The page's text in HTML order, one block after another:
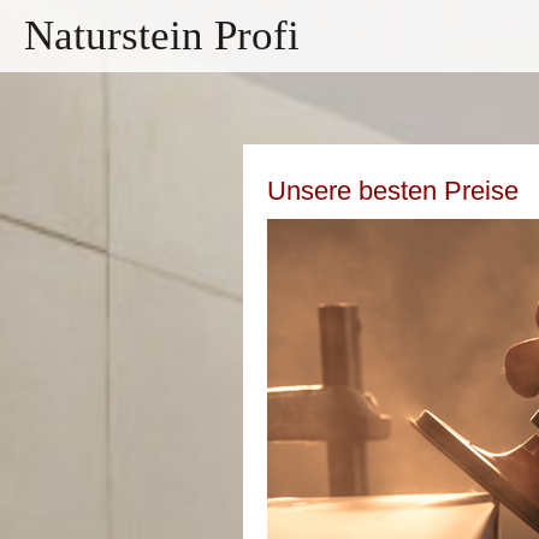
Naturstein Profi
Unsere besten Preise